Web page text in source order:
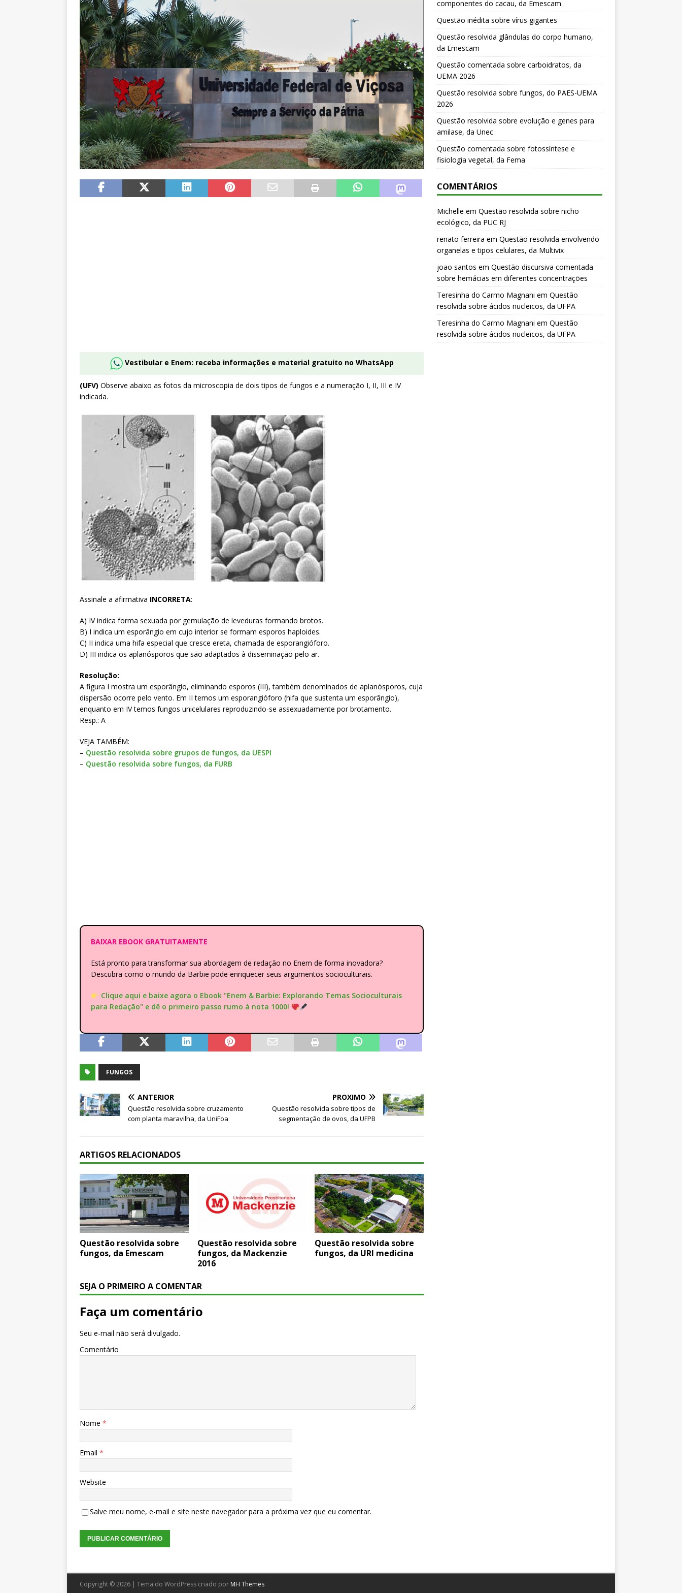
Vestibular e Enem: receba informações e material gratuito no WhatsApp
(UFV) Observe abaixo as fotos da microscopia de dois tipos de fungos e a numeração I, II, III e IV
indicada.
Assinale a afirmativa INCORRETA:
A) IV indica forma sexuada por gemulação de leveduras formando brotos.
B) I indica um esporângio em cujo interior se formam esporos haploides.
C) II indica uma hifa especial que cresce ereta, chamada de esporangióforo.
D) III indica os aplanósporos que são adaptados à disseminação pelo ar.
Resolução:
A figura I mostra um esporângio, eliminando esporos (III), também denominados de aplanósporos, cuja
dispersão ocorre pelo vento. Em II temos um esporangióforo (hifa que sustenta um esporângio),
enquanto em IV temos fungos unicelulares reproduzindo-se assexuadamente por brotamento.
Resp.: A
VEJA TAMBÉM:
– Questão resolvida sobre grupos de fungos, da UESPI
– Questão resolvida sobre fungos, da FURB
BAIXAR EBOOK GRATUITAMENTE
Está pronto para transformar sua abordagem de redação no Enem de forma inovadora?
Descubra como o mundo da Barbie pode enriquecer seus argumentos socioculturais.
Clique aqui e baixe agora o Ebook "Enem & Barbie: Explorando Temas Socioculturais
para Redação" e dê o primeiro passo rumo à nota 1000!
FUNGOS
ANTERIOR
Questão resolvida sobre cruzamento
com planta maravilha, da UniFoa
PRÓXIMO
Questão resolvida sobre tipos de
segmentação de ovos, da UFPB
ARTIGOS RELACIONADOS
Questão resolvida sobre
fungos, da Emescam
Questão resolvida sobre
fungos, da Mackenzie
2016
Questão resolvida sobre
fungos, da URI medicina
SEJA O PRIMEIRO A COMENTAR
Faça um comentário
Seu e-mail não será divulgado.
Comentário
Nome *
Email *
Website
Salve meu nome, e-mail e site neste navegador para a próxima vez que eu comentar.
componentes do cacau, da Emescam
Questão inédita sobre vírus gigantes
Questão resolvida glândulas do corpo humano,
da Emescam
Questão comentada sobre carboidratos, da
UEMA 2026
Questão resolvida sobre fungos, do PAES-UEMA
2026
Questão resolvida sobre evolução e genes para
amilase, da Unec
Questão comentada sobre fotossíntese e
fisiologia vegetal, da Fema
COMENTÁRIOS
Michelle em Questão resolvida sobre nicho
ecológico, da PUC RJ
renato ferreira em Questão resolvida envolvendo
organelas e tipos celulares, da Multivix
joao santos em Questão discursiva comentada
sobre hemácias em diferentes concentrações
Teresinha do Carmo Magnani em Questão
resolvida sobre ácidos nucleicos, da UFPA
Teresinha do Carmo Magnani em Questão
resolvida sobre ácidos nucleicos, da UFPA
Copyright © 2026 | Tema do WordPress criado por MH Themes